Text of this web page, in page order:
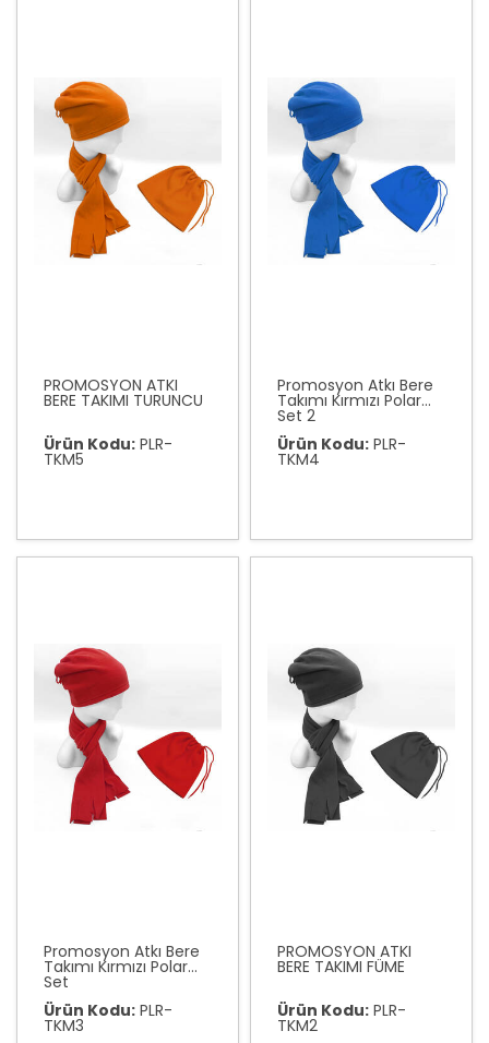
PROMOSYON ATKI
BERE TAKIMI TURUNCU
Ürün Kodu: PLR-
TKM5
Promosyon Atkı Bere
Takımı Kırmızı Polar
Set 2
Ürün Kodu: PLR-
TKM4
Promosyon Atkı Bere
Takımı Kırmızı Polar
Set
Ürün Kodu: PLR-
TKM3
PROMOSYON ATKI
BERE TAKIMI FÜME
Ürün Kodu: PLR-
TKM2